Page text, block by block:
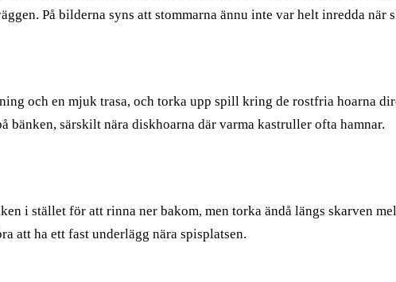
På bilderna syns att stommarna ännu inte var helt inredda när
och en mjuk trasa, och torka upp spill kring de rostfria hoarna
särskilt nära diskhoarna där varma kastruller ofta hamnar.
i stället för att rinna ner bakom, men torka ändå längs skarven
att ha ett fast underlägg nära spisplatsen.